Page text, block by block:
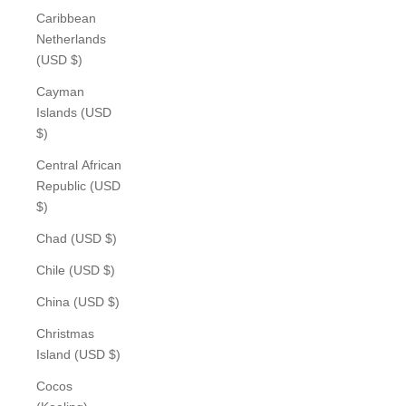
Caribbean
Netherlands
(USD $)
Cayman
Islands (USD
$)
Central African
Republic (USD
$)
Chad (USD $)
Chile (USD $)
China (USD $)
Christmas
Island (USD $)
Cocos